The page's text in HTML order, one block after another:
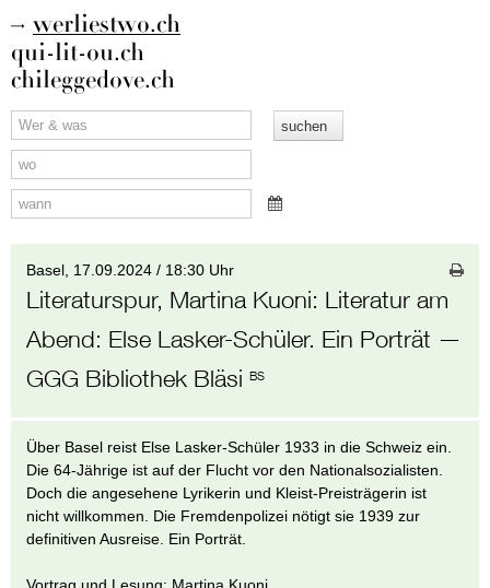
werliestwo.ch
qui-lit-ou.ch
chileggedove.ch
Basel, 17.09.2024 / 18:30 Uhr
Literaturspur, Martina Kuoni: Literatur am
Abend: Else Lasker-Schüler. Ein Porträt —
GGG Bibliothek BläsiBS
Über Basel reist Else Lasker-Schüler 1933 in die Schweiz ein.
Die 64-Jährige ist auf der Flucht vor den Nationalsozialisten.
Doch die angesehene Lyrikerin und Kleist-Preisträgerin ist
nicht willkommen. Die Fremdenpolizei nötigt sie 1939 zur
definitiven Ausreise. Ein Porträt.